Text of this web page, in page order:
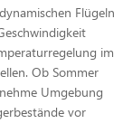
Flügeln
im
Ob Sommer
Umgebung
vor